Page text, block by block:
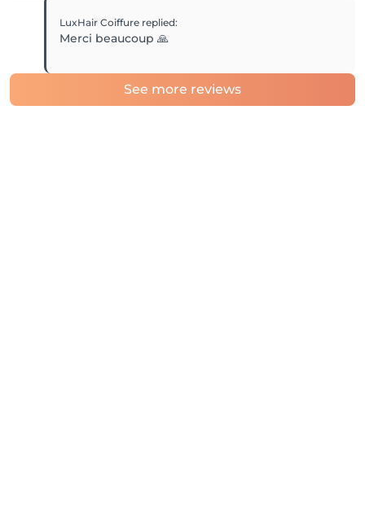
LuxHair Coiffure replied:
Merci beaucoup 🙏
See more reviews